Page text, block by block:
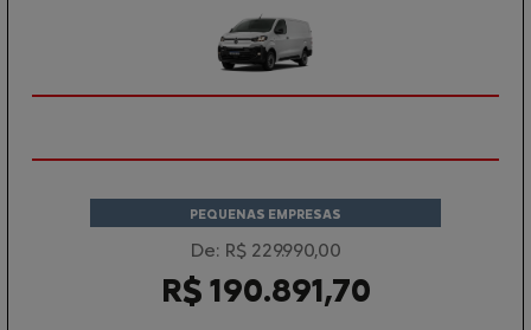
PEQUENAS EMPRESAS
De: R$ 229.990,00
R$ 190.891,70